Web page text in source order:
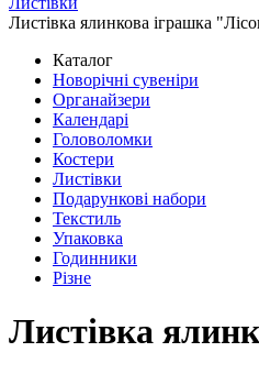
Листівка ялинкова іграшка
Каталог
Новорічні сувеніри
Органайзери
Календарі
Головоломки
Костери
Листівки
Подарункові набори
Текстиль
Упаковка
Годинники
Різне
Листівка